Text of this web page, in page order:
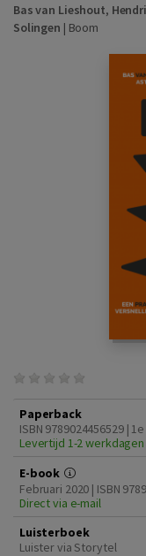
Bas van Lieshout,
Solingen | Boom
Paperback
ISBN 9789024456529 |
Levertijd 1-2 werkdagen
E-book
Februari 2020 | ISBN
Direct via e-mail
Luisterboek
Luister via Storytel